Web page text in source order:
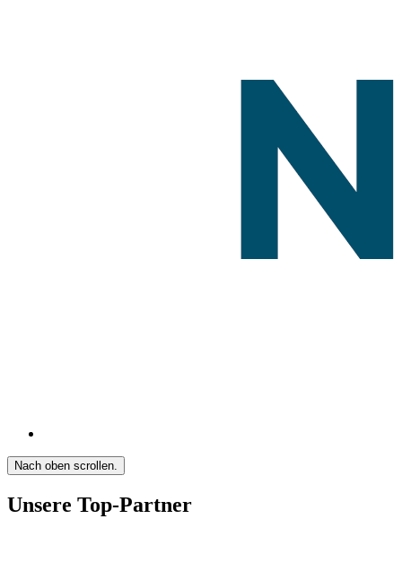
Nach oben scrollen.
Unsere Top-Partner